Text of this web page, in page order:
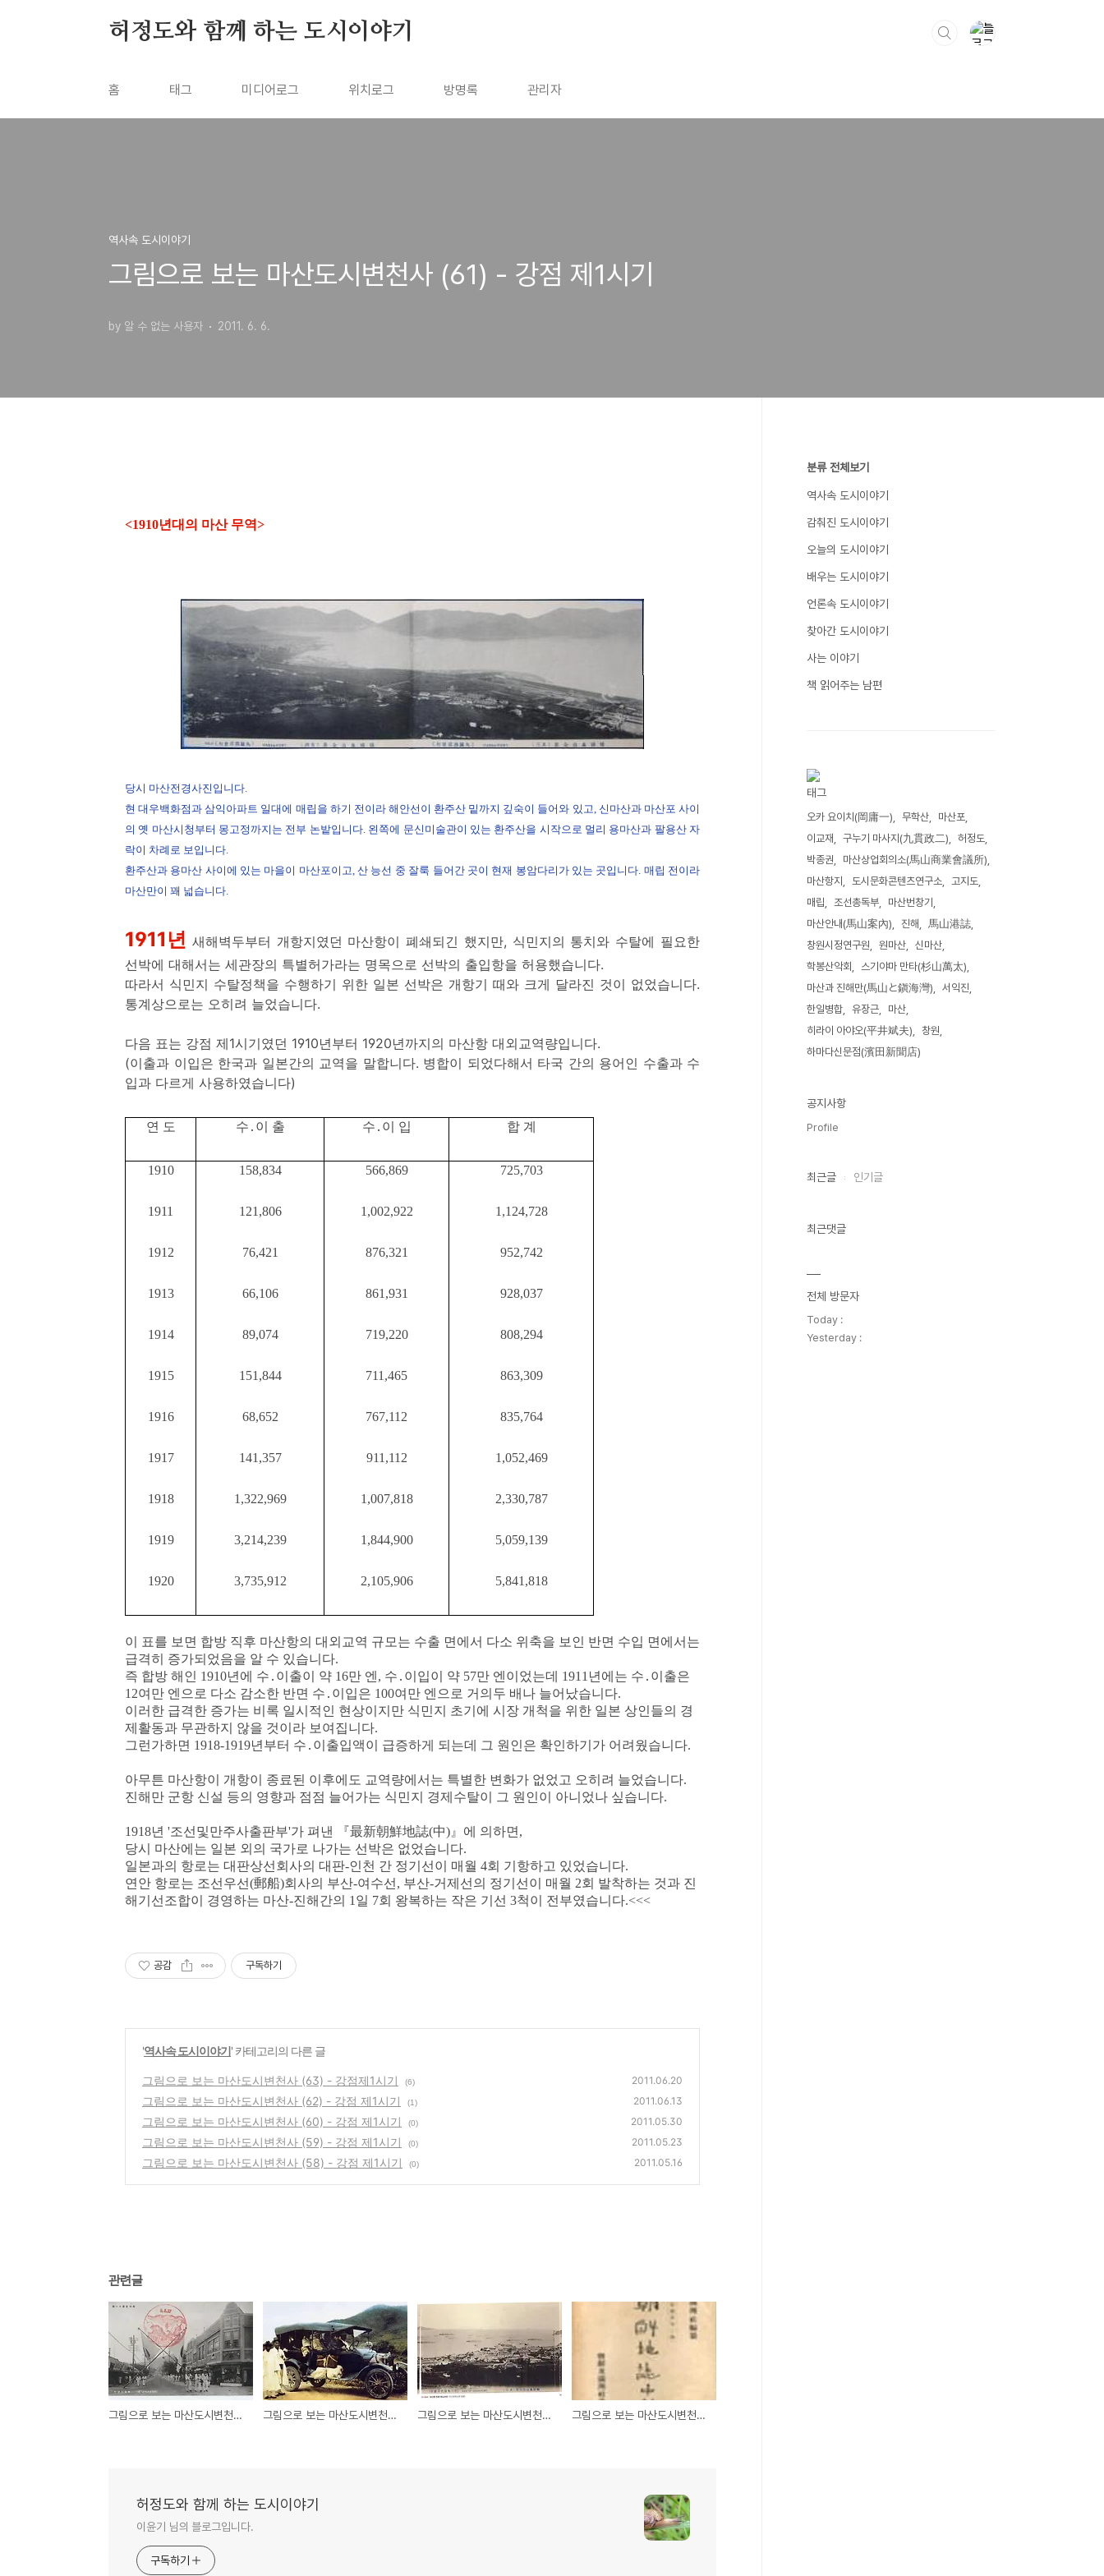
허정도와 함께 하는 도시이야기
홈 태그 미디어로그 위치로그 방명록 관리자
역사속 도시이야기
그림으로 보는 마산도시변천사 (61) - 강점 제1시기
by 알 수 없는 사용자 2011. 6. 6.
<1910년대의 마산 무역>
당시 마산전경사진입니다.
현 대우백화점과 삼익아파트 일대에 매립을 하기 전이라 해안선이 환주산 밑까지 깊숙이 들어와 있고, 신마산과 마산포 사이
의 옛 마산시청부터 몽고정까지는 전부 논밭입니다. 왼쪽에 문신미술관이 있는 환주산을 시작으로 멀리 용마산과 팔용산 자
락이 차례로 보입니다.
환주산과 용마산 사이에 있는 마을이 마산포이고, 산 능선 중 잘룩 들어간 곳이 현재 봉암다리가 있는 곳입니다. 매립 전이라
마산만이 꽤 넓습니다.
1911년 새해벽두부터 개항지였던 마산항이 폐쇄되긴 했지만, 식민지의 통치와 수탈에 필요한
선박에 대해서는 세관장의 특별허가라는 명목으로 선박의 출입항을 허용했습니다.
따라서 식민지 수탈정책을 수행하기 위한 일본 선박은 개항기 때와 크게 달라진 것이 없었습니다.
통계상으로는 오히려 늘었습니다.
다음 표는 강점 제1시기였던 1910년부터 1920년까지의 마산항 대외교역량입니다.
(이출과 이입은 한국과 일본간의 교역을 말합니다. 병합이 되었다해서 타국 간의 용어인 수출과 수
입과 다르게 사용하였습니다)
연 도 수․이 출 수․이 입 합 계
1910
1911
1912
1913
1914
1915
1916
1917
1918
1919
1920
158,834
121,806
76,421
66,106
89,074
151,844
68,652
141,357
1,322,969
3,214,239
3,735,912
566,869
1,002,922
876,321
861,931
719,220
711,465
767,112
911,112
1,007,818
1,844,900
2,105,906
725,703
1,124,728
952,742
928,037
808,294
863,309
835,764
1,052,469
2,330,787
5,059,139
5,841,818
이 표를 보면 합방 직후 마산항의 대외교역 규모는 수출 면에서 다소 위축을 보인 반면 수입 면에서는
급격히 증가되었음을 알 수 있습니다.
즉 합방 해인 1910년에 수․이출이 약 16만 엔, 수․이입이 약 57만 엔이었는데 1911년에는 수․이출은
12여만 엔으로 다소 감소한 반면 수․이입은 100여만 엔으로 거의 두 배나 늘어났습니다.
이러한 급격한 증가는 비록 일시적인 현상이지만 식민지 초기에 시장 개척을 위한 일본 상인들의 경
제활동과 무관하지 않을 것이라 보여집니다.
그런가하면 1918-1919년부터 수․이출입액이 급증하게 되는데 그 원인은 확인하기가 어려웠습니다.
아무튼 마산항이 개항이 종료된 이후에도 교역량에서는 특별한 변화가 없었고 오히려 늘었습니다.
진해만 군항 신설 등의 영향과 점점 늘어가는 식민지 경제수탈이 그 원인이 아니었나 싶습니다.
1918년 '조선및만주사출판부'가 펴낸
『最新朝鮮地誌(中)』에 의하면,
당시 마산에는 일본 외의 국가로 나가는 선박은 없었습니다.
일본과의 항로는 대판상선회사의 대판-인천 간 정기선이 매월 4회 기항하고 있었습니다.
연안 항로는 조선우선(郵船)회사의 부산-여수선, 부산-거제선의 정기선이 매월 2회 발착하는 것과 진
해기선조합이 경영하는 마산-진해간의 1일 7회 왕복하는 작은 기선 3척이 전부였습니다.<<<
공감 구독하기
'역사속 도시이야기' 카테고리의 다른 글
그림으로 보는 마산도시변천사 (63) - 강점제1시기 (6) 2011.06.20
그림으로 보는 마산도시변천사 (62) - 강점 제1시기 (1) 2011.06.13
그림으로 보는 마산도시변천사 (60) - 강점 제1시기 (0) 2011.05.30
그림으로 보는 마산도시변천사 (59) - 강점 제1시기 (0) 2011.05.23
그림으로 보는 마산도시변천사 (58) - 강점 제1시기 (0) 2011.05.16
관련글
그림으로 보는 마산도시변천사 (63) - 강점제1시기 그림으로 보는 마산도시변천사 (62) - 강점 제1시기 그림으로 보는 마산도시변천사 (60) - 강점 제1시기 그림으로 보는 마산도시변천사 (59) - 강점 제1시기
허정도와 함께 하는 도시이야기
이윤기 님의 블로그입니다.
구독하기
분류 전체보기
역사속 도시이야기
감춰진 도시이야기
오늘의 도시이야기
배우는 도시이야기
언론속 도시이야기
찾아간 도시이야기
사는 이야기
책 읽어주는 남편
태그
오카 요이치(岡庸一) 무학산
마산포
이교재
구누기 마사지(九貫政二)
허정도
박종권
마산상업회의소(馬山商業會議所)
마산항지
도시문화콘텐츠연구소
고지도
매립
조선총독부
마산번창기
마산안내(馬山案內)
진해
馬山港誌
창원시정연구원
원마산
신마산
학봉산악회
스기야마 만타(杉山萬太)
마산과 진해만(馬山と鎭海灣)
서익진
한일병합
유장근
마산
히라이 아야오(平井斌夫)
창원
하마다신문점(濱田新聞店)
공지사항
Profile
최근글 인기글
최근댓글
전체 방문자
Today :
Yesterday :